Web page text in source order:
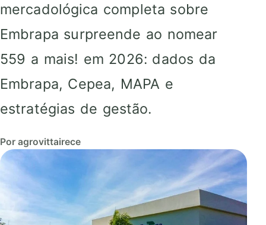
mercadológica completa sobre
Embrapa surpreende ao nomear
559 a mais! em 2026: dados da
Embrapa, Cepea, MAPA e
estratégias de gestão.
Por agrovittairece